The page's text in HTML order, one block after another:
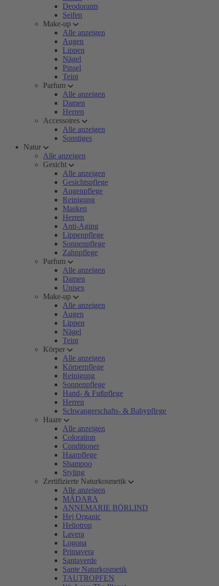
Deodorants
Seifen
Make-up
Alle anzeigen
Augen
Lippen
Nägel
Pinsel
Teint
Parfum
Alle anzeigen
Damen
Herren
Accessoires
Alle anzeigen
Sonstiges
Natur
Alle anzeigen
Gesicht
Alle anzeigen
Gesichtspflege
Augenpflege
Reinigung
Masken
Herren
Anti-Aging
Lippenpflege
Sonnenpflege
Zahnpflege
Parfum
Alle anzeigen
Damen
Unisex
Make-up
Alle anzeigen
Augen
Lippen
Nägel
Teint
Körper
Alle anzeigen
Körperpflege
Reinigung
Sonnenpflege
Hand- & Fußpflege
Herren
Schwangerschafts- & Babypflege
Haare
Alle anzeigen
Coloration
Conditioner
Haarpflege
Shampoo
Styling
Zertifizierte Naturkosmetik
Alle anzeigen
MÁDARA
ANNEMARIE BÖRLIND
Hej Organic
Heliotrop
Lavera
Logona
Primavera
Santaverde
Sante Naturkosmetik
TAUTROPFEN